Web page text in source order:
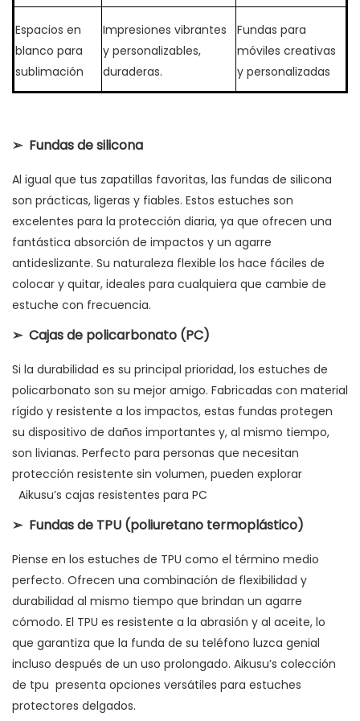
Espacios en
blanco para
sublimación
Impresiones vibrantes
y personalizables,
duraderas.
Fundas para
móviles creativas
y personalizadas
➢ Fundas de silicona
Al igual que tus zapatillas favoritas, las fundas de silicona
son prácticas, ligeras y fiables. Estos estuches son
excelentes para la protección diaria, ya que ofrecen una
fantástica absorción de impactos y un agarre
antideslizante. Su naturaleza flexible los hace fáciles de
colocar y quitar, ideales para cualquiera que cambie de
estuche con frecuencia.
➢ Cajas de policarbonato (PC)
Si la durabilidad es su principal prioridad, los estuches de
policarbonato son su mejor amigo. Fabricadas con material
rígido y resistente a los impactos, estas fundas protegen
su dispositivo de daños importantes y, al mismo tiempo,
son livianas. Perfecto para personas que necesitan
protección resistente sin volumen, pueden explorar
Aikusu’s cajas resistentes para PC
➢ Fundas de TPU (poliuretano termoplástico)
Piense en los estuches de TPU como el término medio
perfecto. Ofrecen una combinación de flexibilidad y
durabilidad al mismo tiempo que brindan un agarre
cómodo. El TPU es resistente a la abrasión y al aceite, lo
que garantiza que la funda de su teléfono luzca genial
incluso después de un uso prolongado. Aikusu’s colección
de tpu presenta opciones versátiles para estuches
protectores delgados.